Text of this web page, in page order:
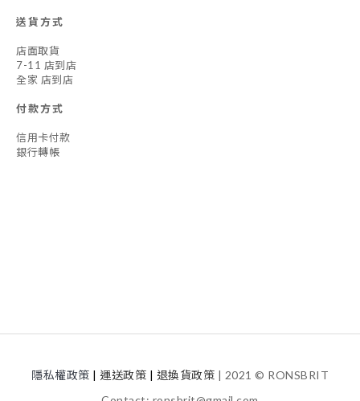
送貨方式
店面取貨
7-11 店到店
全家 店到店
付款方式
信用卡付款
銀行轉帳
隱私權政策 | 運送政策 | 退換貨政策 | 2021 © RONSBRIT